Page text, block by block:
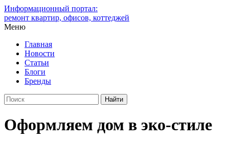
Информационный портал:
ремонт квартир, офисов, коттеджей
Меню
Главная
Новости
Статьи
Блоги
Бренды
Оформляем дом в эко-стиле